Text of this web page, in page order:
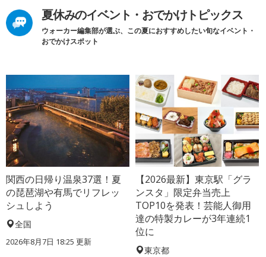
夏休みのイベント・おでかけトピックス
ウォーカー編集部が選ぶ、この夏におすすめしたい旬なイベント・
おでかけスポット
関西の日帰り温泉37選！夏
の琵琶湖や有馬でリフレッ
シュしよう
全国
2026年8月7日 18:25 更新
【2026最新】東京駅「グラ
ンスタ」限定弁当売上
TOP10を発表！芸能人御用
達の特製カレーが3年連続1
位に
東京都